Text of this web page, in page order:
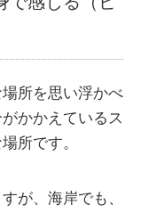
所を思い浮かべ
かかえているス
所です。
が、海岸でも、